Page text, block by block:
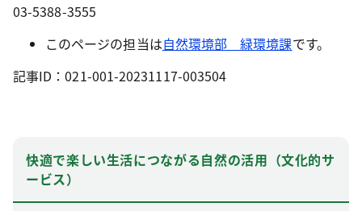
03-5388-3555
このページの担当は自然環境部 緑環境課です。
記事ID：021-001-20231117-003504
快適で楽しい生活につながる自然の活用（文化的サ
ービス）